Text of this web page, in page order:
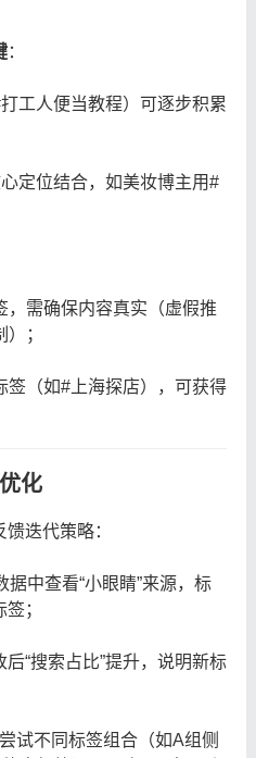
：
工人便当教程）可逐步积累
定位结合，如美妆博主用#
，需确保内容真实（虚假推
；
签（如#上海探店），可获得
化
迭代策略：
据中查看“小眼睛”来源，标
；
后“搜索占比”提升，说明新标
试不同标签组合（如A组侧